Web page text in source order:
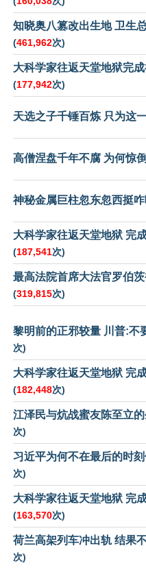
知晓奥八篡改出生地 卫生
(461,962次)
大科学家往返天堂地狱完
(177,942次)
天选之子千锤百炼 只为这
高僧涅盘千年不腐 为何惊
神秘金属巨柱忽东忽西挺
大科学家往返天堂地狱 完
(187,541次)
最高法院首席大法官罗伯
(319,815次)
黎明前的正邪较量 川普:不
次)
大科学家往返天堂地狱 完
(182,448次)
江泽民与炕战蜜友陈至立
次)
习近平为何不在最后的时
次)
大科学家往返天堂地狱 完
(163,570次)
荷兰高架列车冲出轨 结果
次)